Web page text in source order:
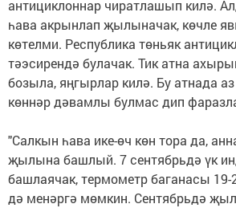
антициклоннар чиратлашып килә.
һава акрынлап җылыначак, көчле
көтелми. Республика төньяк
тәэсирендә булачак. Тик атна
бозыла, яңгырлар килә. Бу атнада
көннәр дәвамлы булмас дип
"Салкын һава ике-өч көн тора да,
җылына башлый. 7 сентябрьдә үк
башлаячак, термометр баганасы 19-
дә менәргә мөмкин. Сентябрьдә